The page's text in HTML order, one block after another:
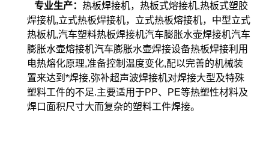
专业生产： 热板焊接机，热板式熔接机,热板式塑胶
焊接机,立式热板焊接机，立式热板熔接机，中型立式
热板机,汽车塑料热板焊接机汽车膨胀水壶焊接机汽车
膨胀水壶熔接机汽车膨胀水壶焊接设备热板焊接利用
电热熔化原理,准备控制温度变化,配以完善的机械装
置来达到*焊接,弥补超声波焊接机对焊接大型及特殊
塑料工件的不足.主要适用于PP、PE等热塑性材料及
焊口面积尺寸大而复杂的塑料工件焊接。